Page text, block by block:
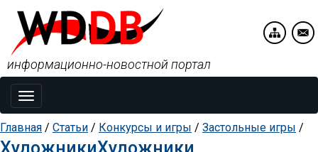
Toggle
navigation
информационно-новостной портал
Главная / Статьи / Конкурсы и игры / Застольные игры /